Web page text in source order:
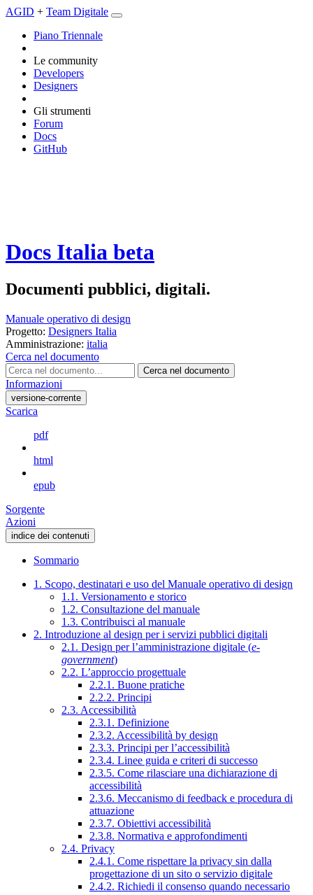
AGID + Team Digitale
Piano Triennale
Le community
Developers
Designers
Gli strumenti
Forum
Docs
GitHub
Docs Italia beta
Documenti pubblici, digitali.
Manuale operativo di design
Progetto: Designers Italia
Amministrazione: italia
Cerca nel documento
Cerca nel documento
Informazioni
versione-corrente
Scarica
pdf
html
epub
Sorgente
Azioni
indice dei contenuti
Sommario
1. Scopo, destinatari e uso del Manuale operativo di design
1.1. Versionamento e storico
1.2. Consultazione del manuale
1.3. Contribuisci al manuale
2. Introduzione al design per i servizi pubblici digitali
2.1. Design per l’amministrazione digitale (e-
government)
2.2. L’approccio progettuale
2.2.1. Buone pratiche
2.2.2. Principi
2.3. Accessibilità
2.3.1. Definizione
2.3.2. Accessibilità by design
2.3.3. Principi per l’accessibilità
2.3.4. Linee guida e criteri di successo
2.3.5. Come rilasciare una dichiarazione di
accessibilità
2.3.6. Meccanismo di feedback e procedura di
attuazione
2.3.7. Obiettivi accessibilità
2.3.8. Normativa e approfondimenti
2.4. Privacy
2.4.1. Come rispettare la privacy sin dalla
progettazione di un sito o servizio digitale
2.4.2. Richiedi il consenso quando necessario